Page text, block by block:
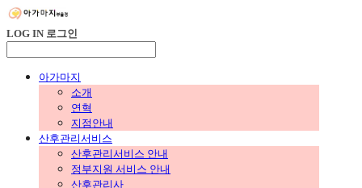
LOG IN 로그인
아가마지
소개
연혁
지점안내
산후관리서비스
산후관리서비스 안내
정부지원 서비스 안내
산후관리사